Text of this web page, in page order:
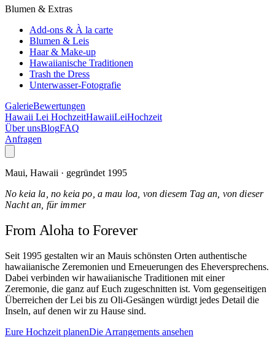
Blumen & Extras
Add-ons & À la carte
Blumen & Leis
Haar & Make-up
Hawaiianische Traditionen
Trash the Dress
Unterwasser-Fotografie
GalerieBewertungen
Hawaii Lei HochzeitHawaiiLeiHochzeit
Über unsBlogFAQ
Anfragen
Maui, Hawaii · gegründet 1995
No keia la, no keia po, a mau loa, von diesem Tag an, von dieser
Nacht an, für immer
From Aloha to Forever
Seit 1995 gestalten wir an Mauis schönsten Orten authentische
hawaiianische Zeremonien und Erneuerungen des Eheversprechens.
Dabei verbinden wir hawaiianische Traditionen mit einer
Zeremonie, die ganz auf Euch zugeschnitten ist. Vom gegenseitigen
Überreichen der Lei bis zu Oli-Gesängen würdigt jedes Detail die
Inseln, auf denen wir zu Hause sind.
Eure Hochzeit planenDie Arrangements ansehen